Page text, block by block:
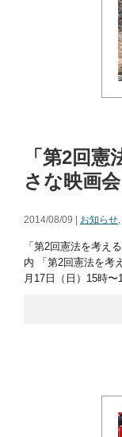
「第2回
さな映画
2014/08/09 | お知らせ,
「第2回憲法を考え
内 「第2回憲法を考
月17日（日）15時